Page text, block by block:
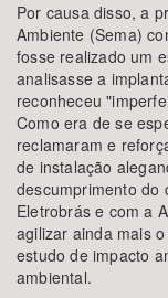
Por causa disso, a
Ambiente (Sema)
fosse realizado um
analisasse a
reconheceu
Como era de se
reclamaram e
de instalação
descumprimento do
Eletrobrás e com a
agilizar ainda mais
estudo de impacto
ambiental.